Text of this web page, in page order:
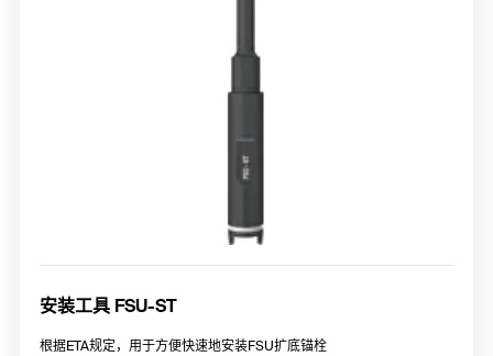
安装工具 FSU-ST
根据ETA规定，用于方便快速地安装FSU扩底锚栓